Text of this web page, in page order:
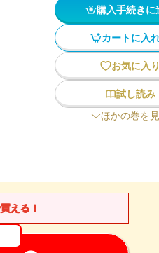
購入手続きに
カートに入
お気に入り
試し読み
ほかの巻を
える！